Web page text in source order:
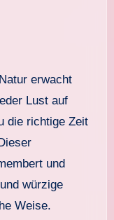
Lust auf
die richtige Zeit
und
würzige
Weise.